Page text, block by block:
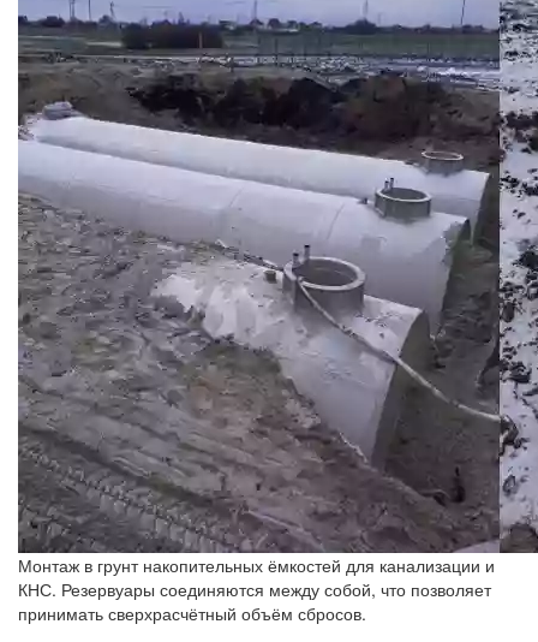
Монтаж в грунт накопительных ёмкостей для канализации и
КНС. Резервуары соединяются между собой, что позволяет
принимать сверхрасчётный объём сбросов.